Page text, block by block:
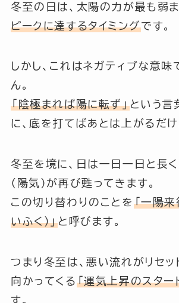
冬至の日は、太陽の力が最も弱ま
ピークに達するタイミングです。
しかし、これはネガティブな意味
ん。
「陰極まれば陽に転ず」という言
に、底を打てばあとは上がるだけ
冬至を境に、日は一日一日と長
（陽気）が再び甦ってきます。
この切り替わりのことを 「一陽来
いふく）」と呼びます。
つまり冬至は、悪い流れがリセッ
向かってくる 「運気上昇のスター
す。